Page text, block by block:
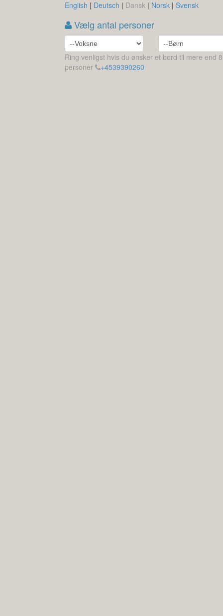
English | Deutsch | Dansk | Norsk | Svensk
Vælg antal personer
Ring venligst hvis du ønsker et bord til mere end 8
personer
+4539390260